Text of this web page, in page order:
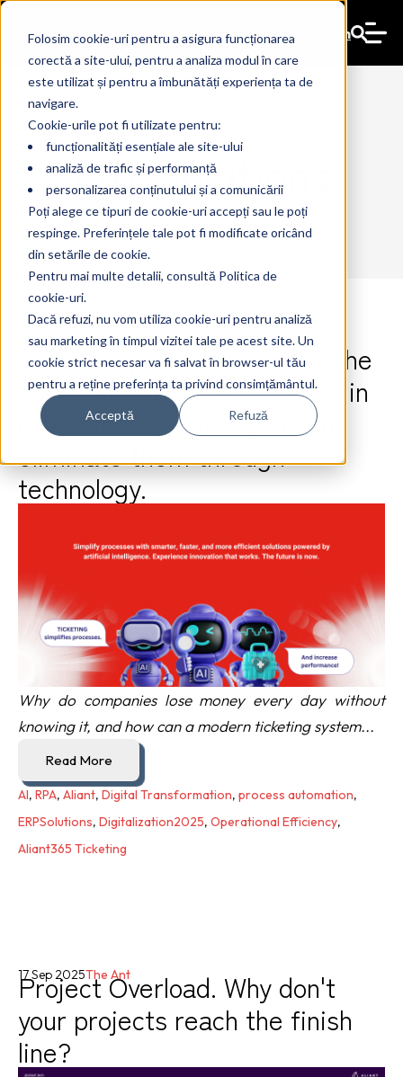
Folosim cookie-uri pentru a asigura funcționarea
corectă a site-ului, pentru a analiza modul în care
este utilizat și pentru a îmbunătăți experiența ta de
navigare.
Cookie-urile pot fi utilizate pentru:
funcționalități esențiale ale site-ului
analiză de trafic și performanță
personalizarea conținutului și a comunicării
Poți alege ce tipuri de cookie-uri accepți sau le poți
respinge. Preferințele tale pot fi modificate oricând
din setările de cookie.
Pentru mai multe detalii, consultă Politica de
cookie-uri.
Dacă refuzi, nu vom utiliza cookie-uri pentru analiză
sau marketing în timpul vizitei tale pe acest site. Un
cookie strict necesar va fi salvat în browser-ul tău
pentru a reține preferința ta privind consimțământul.
Acceptă Refuză
En
ERPSolutions
Invisible operational waste: the
real cost of micro-blockages in
companies and how you can
eliminate them through
technology.
2 Dec 2025The Ant
Why do companies lose money every day without
knowing it, and how can a modern ticketing system...
Read More
AI, RPA, Aliant, Digital Transformation, process automation,
ERPSolutions, Digitalization2025, Operational Efficiency,
Aliant365 Ticketing
Project Overload. Why don't
your projects reach the finish
line?
17 Sep 2025The Ant